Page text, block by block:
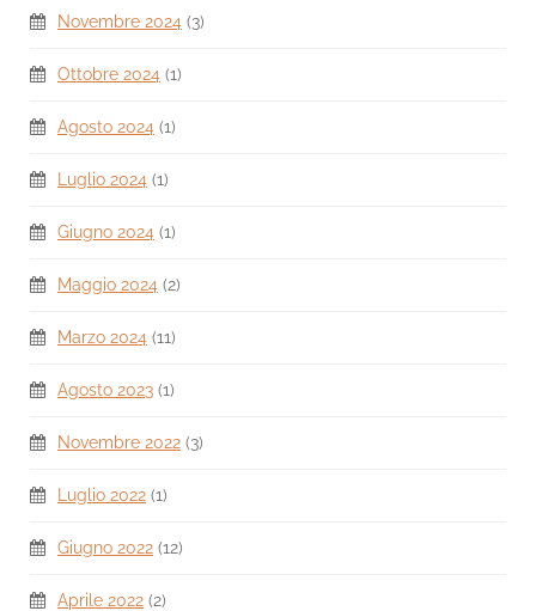
Novembre 2024 (3)
Ottobre 2024 (1)
Agosto 2024 (1)
Luglio 2024 (1)
Giugno 2024 (1)
Maggio 2024 (2)
Marzo 2024 (11)
Agosto 2023 (1)
Novembre 2022 (3)
Luglio 2022 (1)
Giugno 2022 (12)
Aprile 2022 (2)